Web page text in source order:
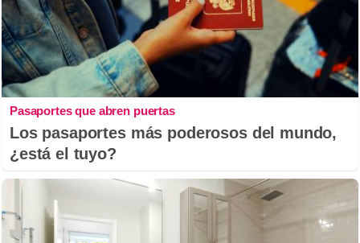
Pasaportes que abren puertas
Los pasaportes más poderosos del mundo,
¿está el tuyo?